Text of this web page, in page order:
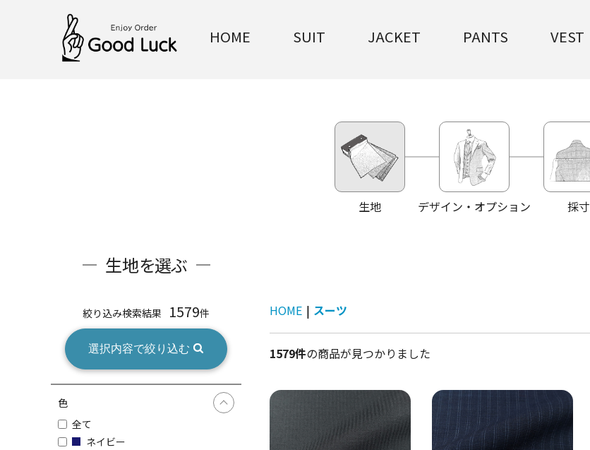
HOME SUIT JACKET PANTS VEST
生地 デザイン・オプション 採寸
生地を選ぶ
絞り込み検索結果 1579件
選択内容で絞り込む
色
全て
ネイビー
HOME | スーツ
1579件の商品が見つかりました